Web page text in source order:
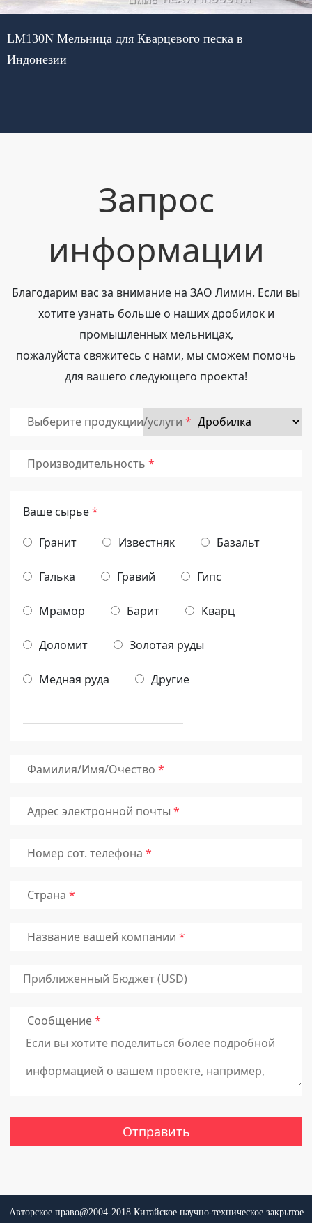
LM130N Мельница для Кварцевого песка в
Индонезии
Запрос
информации
Благодарим вас за внимание на ЗАО Лимин. Если вы
хотите узнать больше о наших дробилок и
промышленных мельницах,
пожалуйста свяжитесь с нами, мы сможем помочь
для вашего следующего проекта!
Выберите продукции/услуги
Производительность
Ваше сырье*
Гранит
Известняк Базальт
Галька Гравий Гипс
Мрамор Барит Кварц
Доломит Золотая руды
Медная руда Другие
Фамилия/Имя/Очество
Адрес электронной почты
Номер сот. телефона
Страна
Название вашей компании
Сообщение
Авторское право@2004-2018 Китайское научно-техническое закрытое